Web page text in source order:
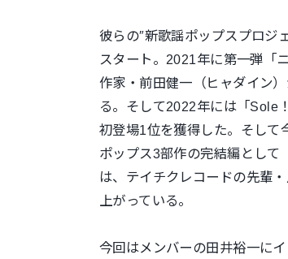
彼らの″新歌謡ポップスプロジ
スタート。2021年に第一弾「
作家・前田健一（ヒャダイン
る。そして2022年には「Sole
初登場1位を獲得した。そして
ポップス3部作の完結編として
は、テイチクレコードの先輩
上がっている。
今回はメンバーの田井裕一に